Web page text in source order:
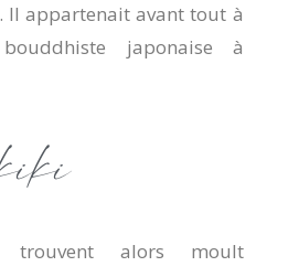
Il appartenait avant tout à
japonaise à
alors moult